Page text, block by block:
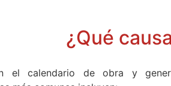
¿Qué
el calendario de obra y